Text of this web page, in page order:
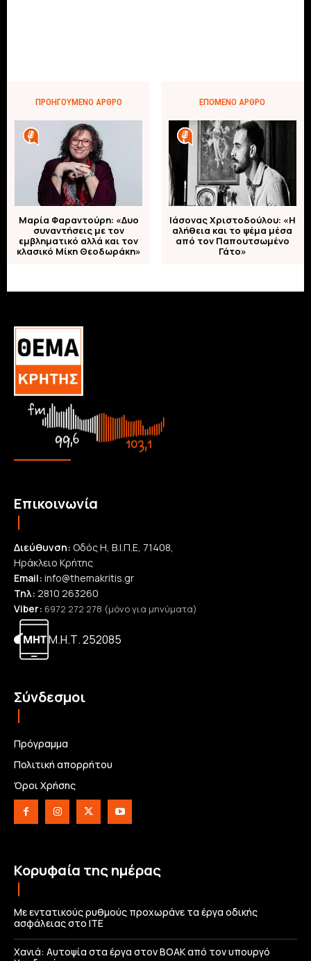
ΠΡΟΗΓΟΎΜΕΝΟ ΆΡΘΡΟ
Μαρία Φαραντούρη: «Δυο
συναντήσεις με τον
εμβληματικό αλλά και τον
κλασικό Μίκη Θεοδωράκη»
ΕΠΌΜΕΝΟ ΆΡΘΡΟ
Ιάσονας Χριστοδούλου: «Η
αλήθεια και το ψέμα μέσα
από τον Παπουτσωμένο
Γάτο»
Επικοινωνία
Διεύθυνση: Οδός Η, Β.Ι.Π.Ε, 71408,
Ηράκλειο Κρήτης
Email: info@themakritis.gr
Τηλ: 2810 263260
Viber: 6972 272 278 (μόνο για μηνύματα)
Μ.Η.Τ. 252085
Σύνδεσμοι
Πρόγραμμα
Πολιτική απορρήτου
Όροι Χρήσης
Κορυφαία της ημέρας
Με εντατικούς ρυθμούς προχωράνε τα έργα οδικής
ασφάλειας στο ΙΤΕ
Χανιά: Αυτοψία στα έργα στον ΒΟΑΚ από τον υπουργό